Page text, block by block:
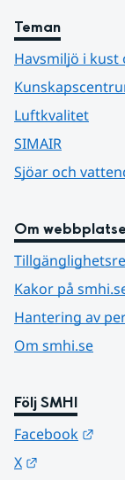
Teman
Havsmiljö i kust
Luftkvalitet
SIMAIR
Sjöar och
Om
Kakor på
Hantering av
Om smhi.se
Följ SMHI
Facebook
X